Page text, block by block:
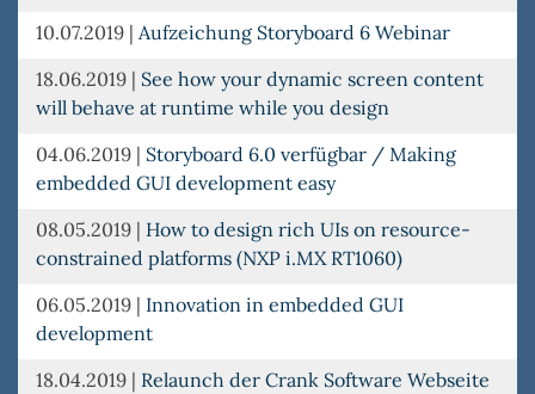
10.07.2019 | Aufzeichung Storyboard 6 Webinar
18.06.2019 | See how your dynamic screen content
will behave at runtime while you design
04.06.2019 | Storyboard 6.0 verfügbar / Making
embedded GUI development easy
08.05.2019 | How to design rich UIs on resource-
constrained platforms (NXP i.MX RT1060)
06.05.2019 | Innovation in embedded GUI
development
18.04.2019 | Relaunch der Crank Software Webseite